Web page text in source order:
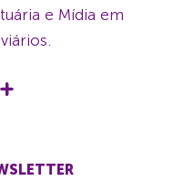
e Mídia em